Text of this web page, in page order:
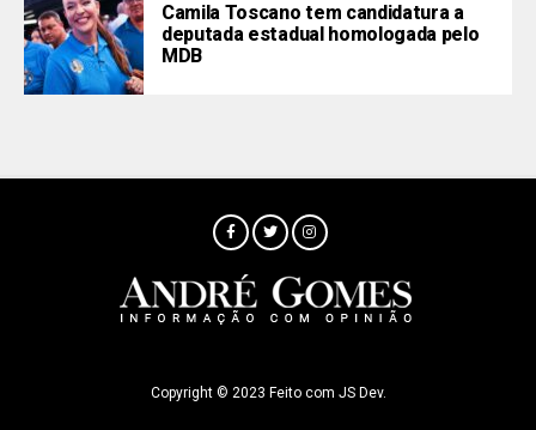
Camila Toscano tem candidatura a
deputada estadual homologada pelo
MDB
Copyright © 2023 Feito com JS Dev.